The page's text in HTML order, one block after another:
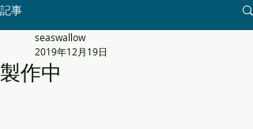
記事
製作中
seaswallow
2019年12月19日